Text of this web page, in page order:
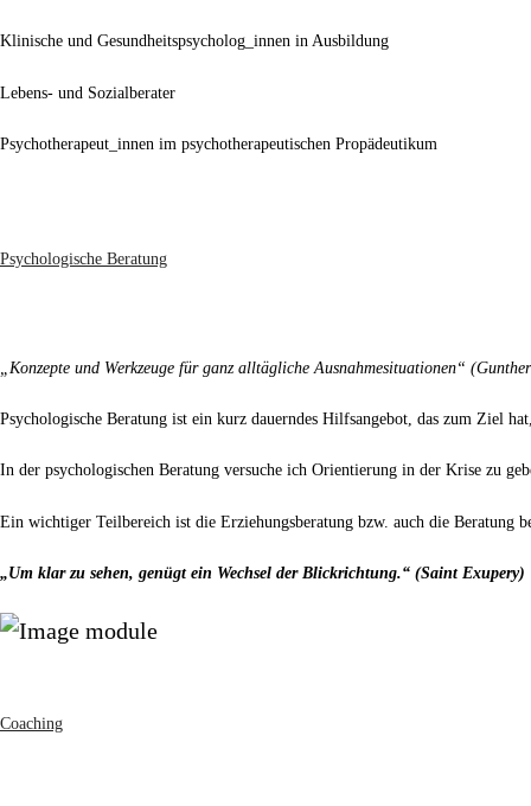
Klinische und Gesundheitspsycholog_innen in Ausbildung
Lebens- und Sozialberater
Psychotherapeut_innen im psychotherapeutischen Propädeutikum
Psychologische Beratung
„Konzepte und Werkzeuge für ganz alltägliche Ausnahmesituationen“
Psychologische Beratung ist ein kurz dauerndes Hilfsangebot, das zum Ziel
In der psychologischen Beratung versuche ich Orientierung in der Krise zu
Ein wichtiger Teilbereich ist die Erziehungsberatung bzw. auch die Beratung
„Um klar zu sehen, genügt ein Wechsel der Blickrichtung.“ (Saint Exupery)
Coaching